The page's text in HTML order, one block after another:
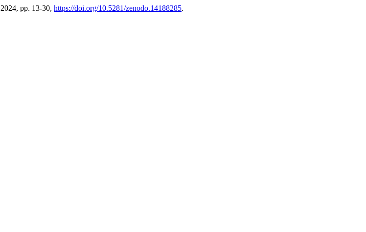
pp. 13-30, https://doi.org/10.5281/zenodo.14188285.